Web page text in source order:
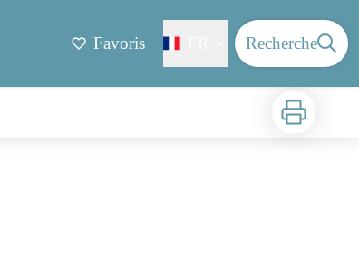
Favoris Recherche
Imprimer